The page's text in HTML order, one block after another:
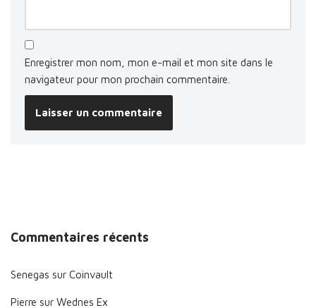
Enregistrer mon nom, mon e-mail et mon site dans le
navigateur pour mon prochain commentaire.
Commentaires récents
Senegas sur Coinvault
Pierre sur Wednes Ex